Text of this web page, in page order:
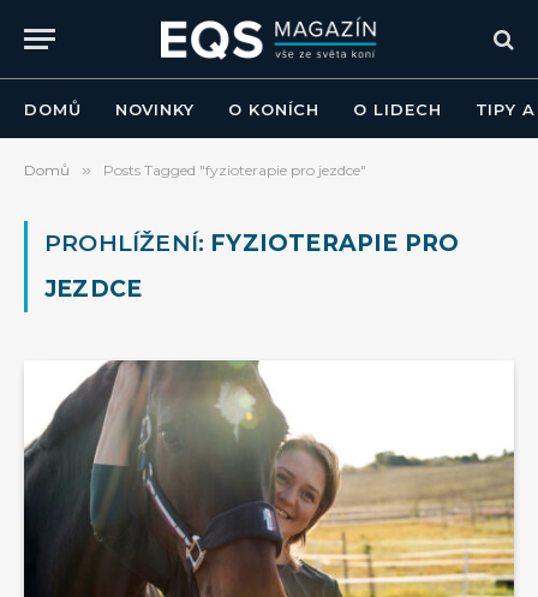
DOMŮ NOVINKY O KONÍCH O LIDECH TIPY A
Domů » Posts Tagged "fyzioterapie pro jezdce"
PROHLÍŽENÍ: FYZIOTERAPIE PRO
JEZDCE